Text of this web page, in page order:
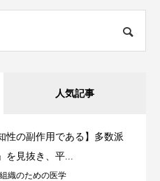
人気記事
性の副作用である】多数派
を見抜き、平...
織のための医学